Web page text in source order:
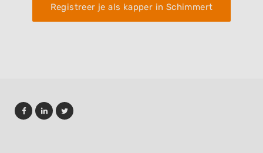
Registreer je als kapper in Schimmert